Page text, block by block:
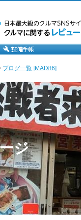
ブログ一覧 [MAD86]
ジ